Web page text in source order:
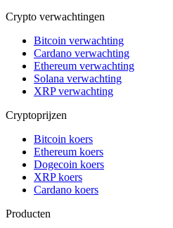
Crypto verwachtingen
Bitcoin verwachting
Cardano verwachting
Ethereum verwachting
Solana verwachting
XRP verwachting
Cryptoprijzen
Bitcoin koers
Ethereum koers
Dogecoin koers
XRP koers
Cardano koers
Producten